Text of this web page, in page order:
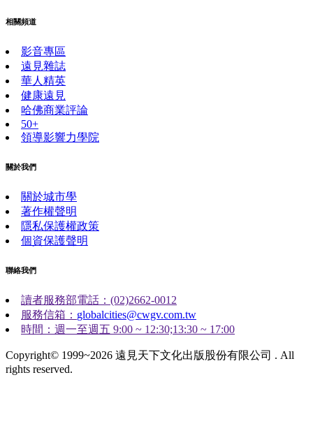
相關頻道
影音專區
遠見雜誌
華人精英
健康遠見
哈佛商業評論
50+
領導影響力學院
關於我們
關於城市學
著作權聲明
隱私保護權政策
個資保護聲明
聯絡我們
讀者服務部電話：(02)2662-0012
服務信箱： globalcities@cwgv.com.tw
時間：週一至週五 9:00 ~ 12:30;13:30 ~ 17:00
Copyright© 1999~2026 遠見天下文化出版股份有限公司 . All
rights reserved.